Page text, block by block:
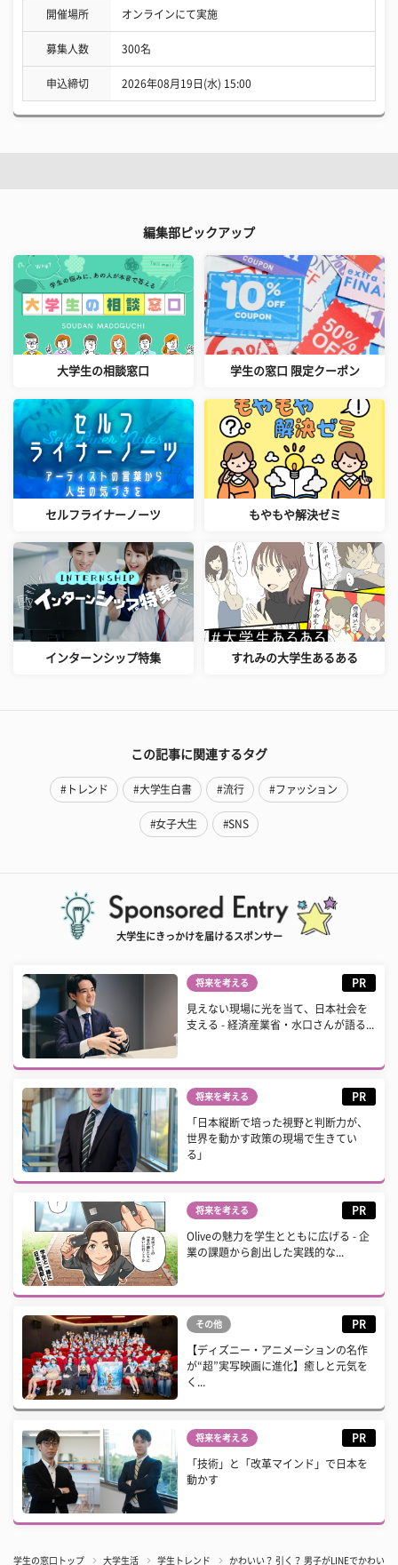
開催場所 オンラインにて実施
募集人数 300名
申込締切 2026年08月19日(水) 15:00
編集部ピックアップ
大学生の相談窓口 学生の窓口 限定クーポン
セルフライナーノーツ もやもや解決ゼミ
インターンシップ特集 すれみの大学生あるある
この記事に関連するタグ
#トレンド #大学生白書 #流行 #ファッション
#女子大生 #SNS
大学生にきっかけを届けるスポンサー
将来を考える PR
見えない現場に光を当て、日本社会を
支える - 経済産業省・水口さんが語る...
将来を考える PR
「日本縦断で培った視野と判断力が、
世界を動かす政策の現場で生きてい
る」
将来を考える PR
Oliveの魅力を学生とともに広げる - 企
業の課題から創出した実践的な...
その他 PR
【ディズニー・アニメーションの名作
が“超”実写映画に進化】癒しと元気を
く...
将来を考える PR
「技術」と「改革マインド」で日本を
動かす
学生の窓口トップ 大学生活 学生トレンド かわいい？ 引く？ 男子がLINEでかわい